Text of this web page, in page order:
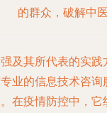
的群众，破解中
及其所代表的实
业的信息技术咨询
在疫情防控中，它